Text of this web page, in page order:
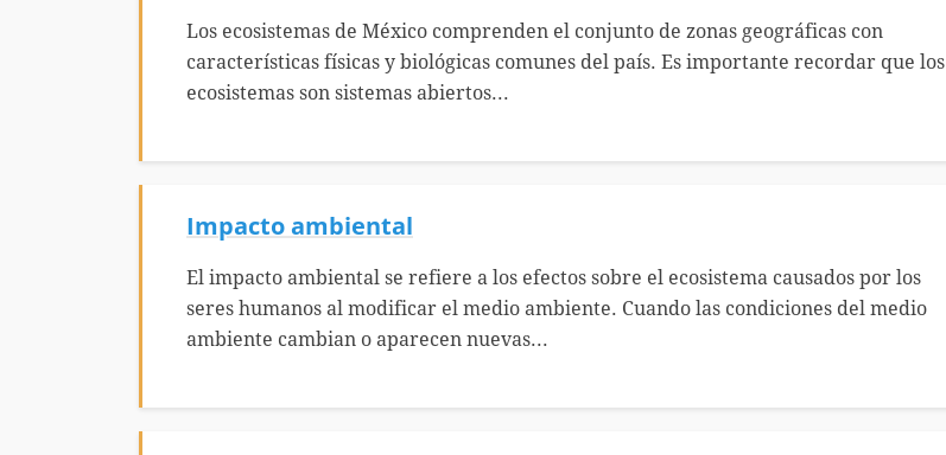
Los ecosistemas de México comprenden el conjunto de zonas geográficas con
características físicas y biológicas comunes del país. Es importante recordar que los
ecosistemas son sistemas abiertos...
Impacto ambiental
El impacto ambiental se refiere a los efectos sobre el ecosistema causados por los
seres humanos al modificar el medio ambiente. Cuando las condiciones del medio
ambiente cambian o aparecen nuevas...